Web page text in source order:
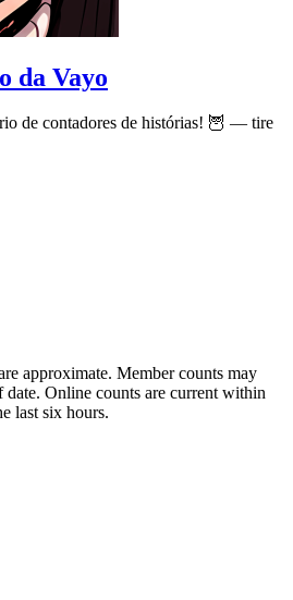
da Vayo
de contadores de histórias! 🦉 — tire
approximate. Member counts may
date. Online counts are current within
last six hours.